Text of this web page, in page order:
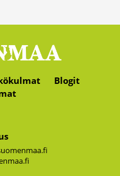
Blogit